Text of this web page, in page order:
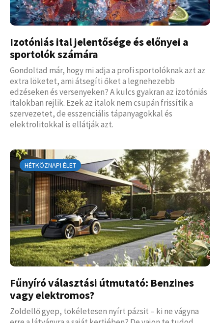
Izotóniás ital jelentősége és előnyei a
sportolók számára
Gondoltad már, hogy mi adja a profi sportolóknak azt az
extra löketet, ami átsegíti őket a legnehezebb
edzéseken és versenyeken? A kulcs gyakran az izotóniás
italokban rejlik. Ezek az italok nem csupán frissítik a
szervezetet, de esszenciális tápanyagokkal és
elektrolitokkal is ellátják azt.
HÉTKÖZNAPI ÉLET
Fűnyíró választási útmutató: Benzines
vagy elektromos?
Zöldellő gyep, tökéletesen nyírt pázsit – ki ne vágyna